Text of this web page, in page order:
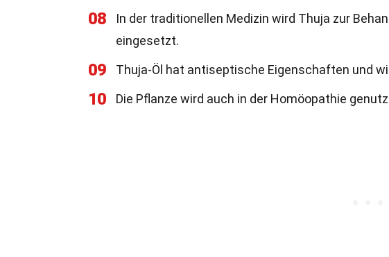
08
In der traditionellen Medizin wird Thuja zur
eingesetzt.
09 Thuja-Öl hat antiseptische Eigenschaften und
10 Die Pflanze wird auch in der Homöopathie